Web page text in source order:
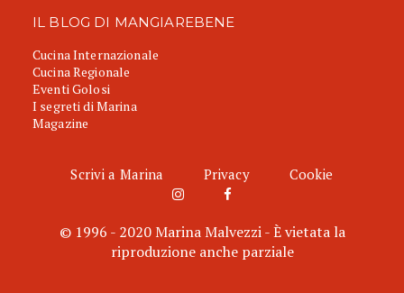
IL BLOG DI MANGIAREBENE
Cucina Internazionale
Cucina Regionale
Eventi Golosi
I segreti di Marina
Magazine
Scrivi a Marina Privacy Cookie
© 1996 - 2020 Marina Malvezzi - È vietata la
riproduzione anche parziale